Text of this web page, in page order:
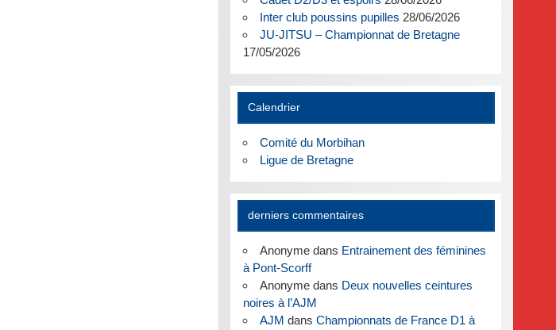
Inter club poussins pupilles 28/06/2026
JU-JITSU – Championnat de Bretagne
17/05/2026
Calendrier
Comité du Morbihan
Ligue de Bretagne
derniers commentaires
Anonymedans Entrainement des féminines
à Pont-Scorff
Anonymedans Deux nouvelles ceintures
noires à l’AJM
AJM dans Championnats de France D1 à